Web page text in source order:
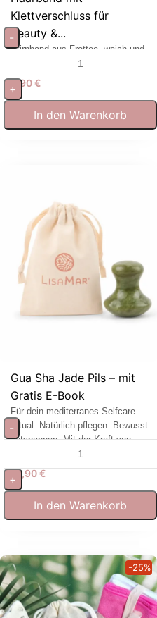
Klettverschluss für
Beauty &...
Stirnband aus Frottee, weich und
waschbar für Gesichtspflege
5,90€
-
+
In den Warenkorb
Gua Sha Jade Pils – mit
Gratis E-Book
Für dein mediterranes Selfcare
Ritual. Natürlich pflegen. Bewusst
entspannen. Mit der Kraft von
13,90€
-
+
In den Warenkorb
-25%